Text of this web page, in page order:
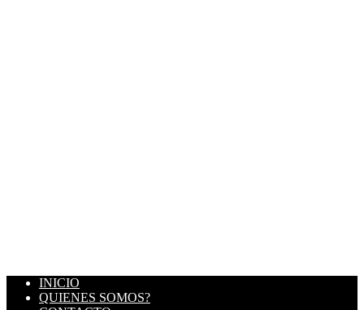
INICIO
QUIENES SOMOS?